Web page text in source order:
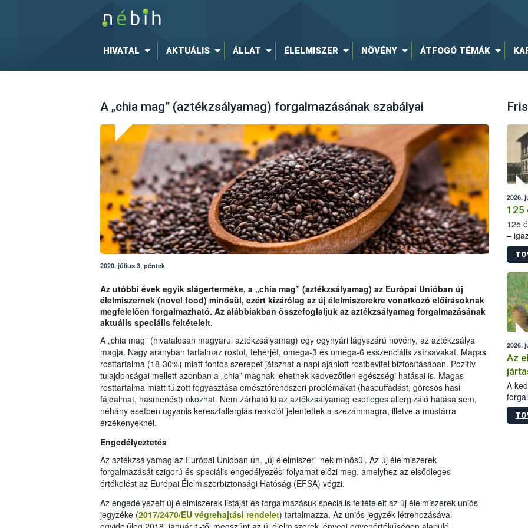
HIVATAL AKTUÁLIS ÁLLAT ÉLELMISZER NÖVÉNY ÁTFOGÓ TÉMÁK
A „chia mag” (aztékzsályamag) forgalmazásának szabályai
2020. július 3, péntek
Az utóbbi évek egyik slágerterméke, a „chia mag” (aztékzsályamag) az Európai Unióban új
élelmiszernek (novel food) minősül, ezért kizárólag az új élelmiszerekre vonatkozó előírásoknak
megfelelően forgalmazható. Az alábbiakban összefoglaljuk az aztékzsályamag forgalmazásának
aktuális speciális feltételeit.
A „chia mag” (hivatalosan magyarul aztékzsályamag) egy egynyári lágyszárú növény, az aztékzsálya
magja. Nagy arányban tartalmaz rostot, fehérjét, omega-3 és omega-6 esszenciális zsírsavakat. Magas
rosttartalma (18-30%) miatt fontos szerepet játszhat a napi ajánlott rostbevitel biztosításában. Pozitív
tulajdonságai mellett azonban a „chia” magnak lehetnek kedvezőtlen egészségi hatásai is. Magas
rosttartalma miatt túlzott fogyasztása emésztőrendszeri problémákat (haspuffadást, görcsös hasi
fájdalmat, hasmenést) okozhat. Nem zárható ki az aztékzsályamag esetleges allergizáló hatása sem,
néhány esetben ugyanis keresztallergiás reakciót jelentettek a szezámmagra, illetve a mustárra
érzékenyeknél.
Engedélyeztetés
Az aztékzsályamag az Európai Unióban ún. „új élelmiszer”-nek minősül. Az új élelmiszerek
forgalmazását szigorú és speciális engedélyezési folyamat előzi meg, amelyhez az elsődleges
értékelést az Európai Élelmiszerbiztonsági Hatóság (EFSA) végzi.
Az engedélyezett új élelmiszerek listáját és forgalmazásuk speciális feltételeit az új élelmiszerek uniós
jegyzéke (2017/2470/EU végrehajtási rendelet) tartalmazza. Az uniós jegyzék létrehozásával
2026.
125
125
–
15.
2026.
Az
A